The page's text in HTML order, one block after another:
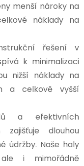
menší nároky na
náklady na
řešení v
k minimalizaci
nižší náklady na
a celkově vyšší
a efektivních
dlouhou
údržby. Naše haly
i mimořádně